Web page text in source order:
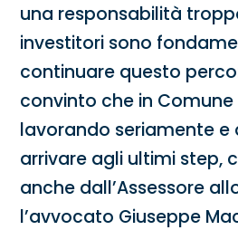
una responsabilità
investitori sono
continuare questo
convinto che in
lavorando seriamente e
arrivare agli ultimi step,
anche dall’Assessore
l’avvocato Giuseppe